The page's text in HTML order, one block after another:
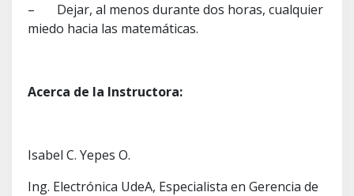
– Dejar, al menos durante dos horas, cualquier
miedo hacia las matemáticas.
Acerca de la Instructora:
Isabel C. Yepes O.
Ing. Electrónica UdeA, Especialista en Gerencia de